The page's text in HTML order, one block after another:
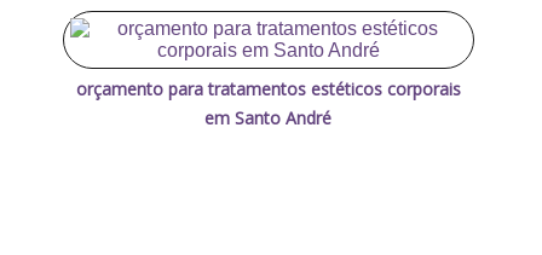
orçamento para tratamentos estéticos corporais
em Santo André